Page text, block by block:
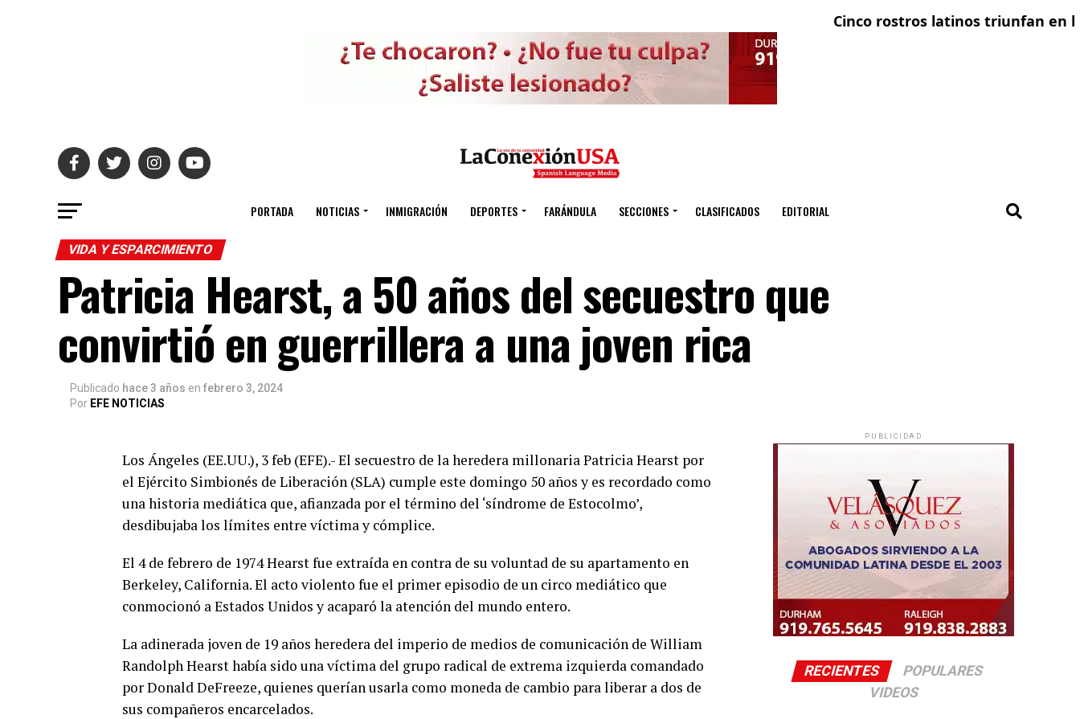
Cinco rostros latinos triunfan en laEl
PORTADA NOTICIAS INMIGRACIÓN DEPORTES FARÁNDULA SECCIONES CLASIFICADOS EDITORIAL
VIDA Y ESPARCIMIENTO
Patricia Hearst, a 50 años del secuestro que
convirtió en guerrillera a una joven rica
Publicado hace 3 años en febrero 3, 2024
Por EFE NOTICIAS
Los Ángeles (EE.UU.), 3 feb (EFE).- El secuestro de la heredera millonaria Patricia Hearst por
el Ejército Simbionés de Liberación (SLA) cumple este domingo 50 años y es recordado como
una historia mediática que, afianzada por el término del ‘síndrome de Estocolmo’,
desdibujaba los límites entre víctima y cómplice.
El 4 de febrero de 1974 Hearst fue extraída en contra de su voluntad de su apartamento en
Berkeley, California. El acto violento fue el primer episodio de un circo mediático que
conmocionó a Estados Unidos y acaparó la atención del mundo entero.
La adinerada joven de 19 años heredera del imperio de medios de comunicación de William
Randolph Hearst había sido una víctima del grupo radical de extrema izquierda comandado
por Donald DeFreeze, quienes querían usarla como moneda de cambio para liberar a dos de
sus compañeros encarcelados.
PUBLICIDAD
RECIENTES
POPULARES
VIDEOS